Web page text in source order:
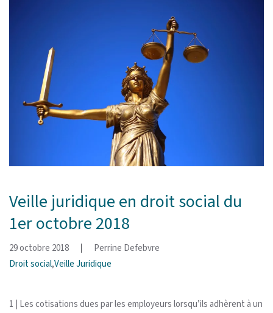
Veille juridique en droit social du
1er octobre 2018
29 octobre 2018
Perrine Defebvre
Droit social,Veille Juridique
1 | Les cotisations dues par les employeurs lorsqu’ils adhèrent à un